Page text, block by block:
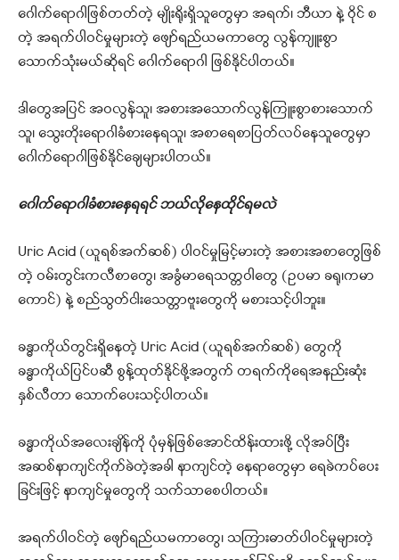
ဂေါက်ရောဂါဖြစ်တတ်တဲ့ မျိုးရိုးရှိသူတွေမှာ အရက်၊ ဘီယာ နဲ့ ဝိုင် စ
တဲ့ အရက်ပါဝင်မှုများတဲ့ ဖျော်ရည်ယမကာတွေ လွန်ကျူးစွာ
သောက်သုံးမယ်ဆိုရင် ဂေါက်ရောဂါ ဖြစ်နိုင်ပါတယ်။
ဒါတွေအပြင် အဝလွန်သူ၊ အစားအသောက်လွန်ကြူးစွာစားသောက်
သူ၊ သွေးတိုးရောဂါခံစားနေရသူ၊ အစာရေစာပြတ်လပ်နေသူတွေမှာ
ဂေါက်ရောဂါဖြစ်နိုင်ချေများပါတယ်။
ဂေါက်ရောဂါခံစားနေရရင် ဘယ်လိုနေထိုင်ရမလဲ
Uric Acid (ယူရစ်အက်ဆစ်) ပါဝင်မှုမြင့်မားတဲ့ အစားအစာတွေဖြစ်
တဲ့ ဝမ်းတွင်းကလီစာတွေ၊ အခွံမာရေသတ္တဝါတွေ (ဥပမာ ခရု၊ကမာ
ကောင်) နဲ့ စည်သွတ်ငါးသေတ္တာဗူးတွေကို မစားသင့်ပါဘူး။
ခန္ဓာကိုယ်တွင်းရှိနေတဲ့ Uric Acid (ယူရစ်အက်ဆစ်) တွေကို
ခန္ဓာကိုယ်ပြင်ပဆီ စွန့်ထုတ်နိုင်ဖို့အတွက် တရက်ကိုရေအနည်းဆုံး
နှစ်လီတာ သောက်ပေးသင့်ပါတယ်။
ခန္ဓာကိုယ်အလေးချိန်ကို ပုံမှန်ဖြစ်အောင်ထိန်းထားဖို့ လိုအပ်ပြီး
အဆစ်နာကျင်ကိုက်ခဲတဲ့အခါ နာကျင်တဲ့ နေရာတွေမှာ ရေခဲကပ်ပေး
ခြင်းဖြင့် နာကျင်မှုတွေကို သက်သာစေပါတယ်။
အရက်ပါဝင်တဲ့ ဖျော်ရည်ယမကာတွေ၊ သကြားဓာတ်ပါဝင်မှုများတဲ့